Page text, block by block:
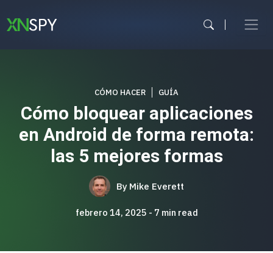
contenido
CÓMO HACER GUÍA
Cómo bloquear aplicaciones
en Android de forma remota:
las 5 mejores formas
By Mike Everett
febrero 14, 2025 7 min read